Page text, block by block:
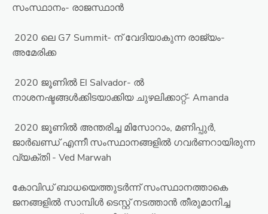
സംസ്ഥാനം- രാജസ്ഥാൻ
2020 ലെ G7 Summit- ന് വേദിയാകുന്ന രാജ്യം-
അമേരിക്ക
2020 ജൂണിൽ El Salvador- ൽ
നാശനഷ്ടങ്ങൾക്കിടയാക്കിയ ചുഴലിക്കാറ്റ്- Amanda
2020 ജൂണിൽ അന്തരിച്ച മിസോറാം, മണിപ്പുർ,
ജാർഖണ്ഡ് എന്നീ സംസ്ഥാനങ്ങളിൽ ഗവർണറായിരുന്ന
വ്യക്തി - Ved Marwah
കോവിഡ് ബാധയെത്തുടർന്ന് സംസ്ഥാനത്താകെ
ജനങ്ങളിൽ സാമ്പിൾ ടെസ്റ്റ് നടത്താൻ തീരുമാനിച്ച